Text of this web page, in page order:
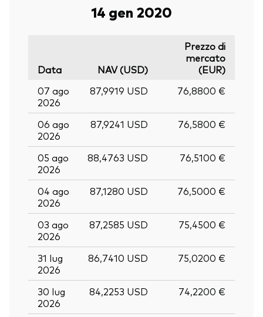
14 gen 2020
Data NAV (USD)
Prezzo di
mercato
(EUR)
07 ago
2026
87,9919 USD 76,8800 €
06 ago
2026
87,9241 USD 76,5800 €
05 ago
2026
88,4763 USD 76,5100 €
04 ago
2026
87,1280 USD 76,5000 €
03 ago
2026
87,2585 USD 75,4500 €
31 lug
2026
86,7410 USD 75,0200 €
30 lug
2026
84,2253 USD 74,2200 €